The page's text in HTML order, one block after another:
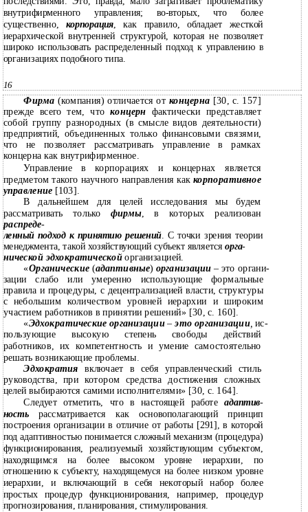
внутрифирменного управления; во-вторых, что более
существенно, корпорация, как правило, обладает жесткой
иерархической внутренней структурой, которая не позволяет
широко использовать распределенный подход к управлению в
организациях подобного типа.
16
Фирма (компания) отличается от концерна [30, с. 157]
прежде всего тем, чтоконцерн фактически представляет
собой группу разнородных (в смысле видов деятельности)
предприятий, объединенных только финансовыми связями,
что не позволяет рассматривать управление в рамках
концерна как внутрифирменное.
Управление в корпорациях и концернах является
предметом такого научного направления как корпоративное
управление [103].
В дальнейшем для целей исследования мы будем
рассматривать толькофирмы, в которых реализован
распреде-
ленный подход к принятию решений. С точки зрения теории
менеджмента, такой хозяйствующий субъект являетсяорга-
нической эдхократическойорганизацией.
«Органические (адаптивные) организации –это органи-
зации слабо или умеренно использующие формальные
правила и процедуры, с децентрализацией власти, структуры
с небольшим количеством уровней иерархии и широким
участием работников в принятии решений» [30, с. 160].
«Эдхократические организации–это организации,ис-
пользующие высокую степень свободы действий
работников, их компетентность и умение самостоятельно
решать возникающие проблемы.
Эдхократия включает в себя управленческий стиль
руководства, при котором средства достижения сложных
целей выбираются самими исполнителями» [30, с. 164].
Следует отметить, что в настоящей работеадаптив-
ностьрассматривается как основополагающий принцип
построения организации в отличие от работы [291], в которой
под адаптивностью понимается сложный механизм (процедура)
функционирования, реализуемый хозяйствующим субъектом,
находящимся на более высоком уровне иерархии, по
отношению к субъекту, находящемуся на более низком уровне
иерархии, и включающий в себя некоторый набор более
простых процедур функционирования, например, процедур
прогнозирования, планирования, стимулирования.